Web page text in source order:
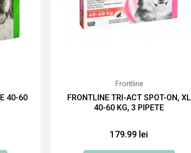
40-60
Frontline
FRONTLINE TRI-ACT SPOT-ON, XL
40-60 KG, 3 PIPETE
179.99 lei